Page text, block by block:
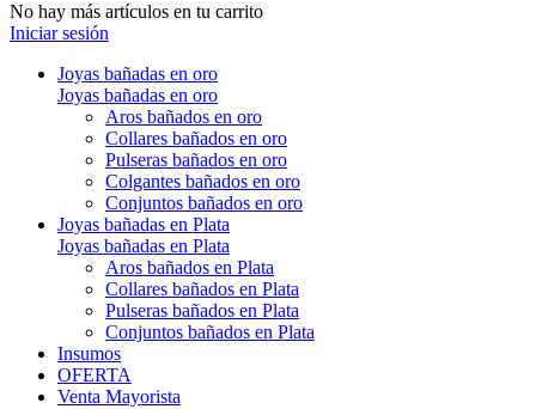
No hay más artículos en tu carrito
Iniciar sesión
Joyas bañadas en oro
Joyas bañadas en oro
Aros bañados en oro
Collares bañados en oro
Pulseras bañados en oro
Colgantes bañados en oro
Conjuntos bañados en oro
Joyas bañadas en Plata
Joyas bañadas en Plata
Aros bañados en Plata
Collares bañados en Plata
Pulseras bañados en Plata
Conjuntos bañados en Plata
Insumos
OFERTA
Venta Mayorista